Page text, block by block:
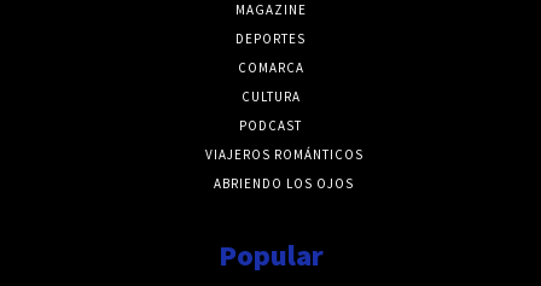
MAGAZINE
DEPORTES
COMARCA
CULTURA
PODCAST
VIAJEROS ROMÁNTICOS
ABRIENDO LOS OJOS
Popular